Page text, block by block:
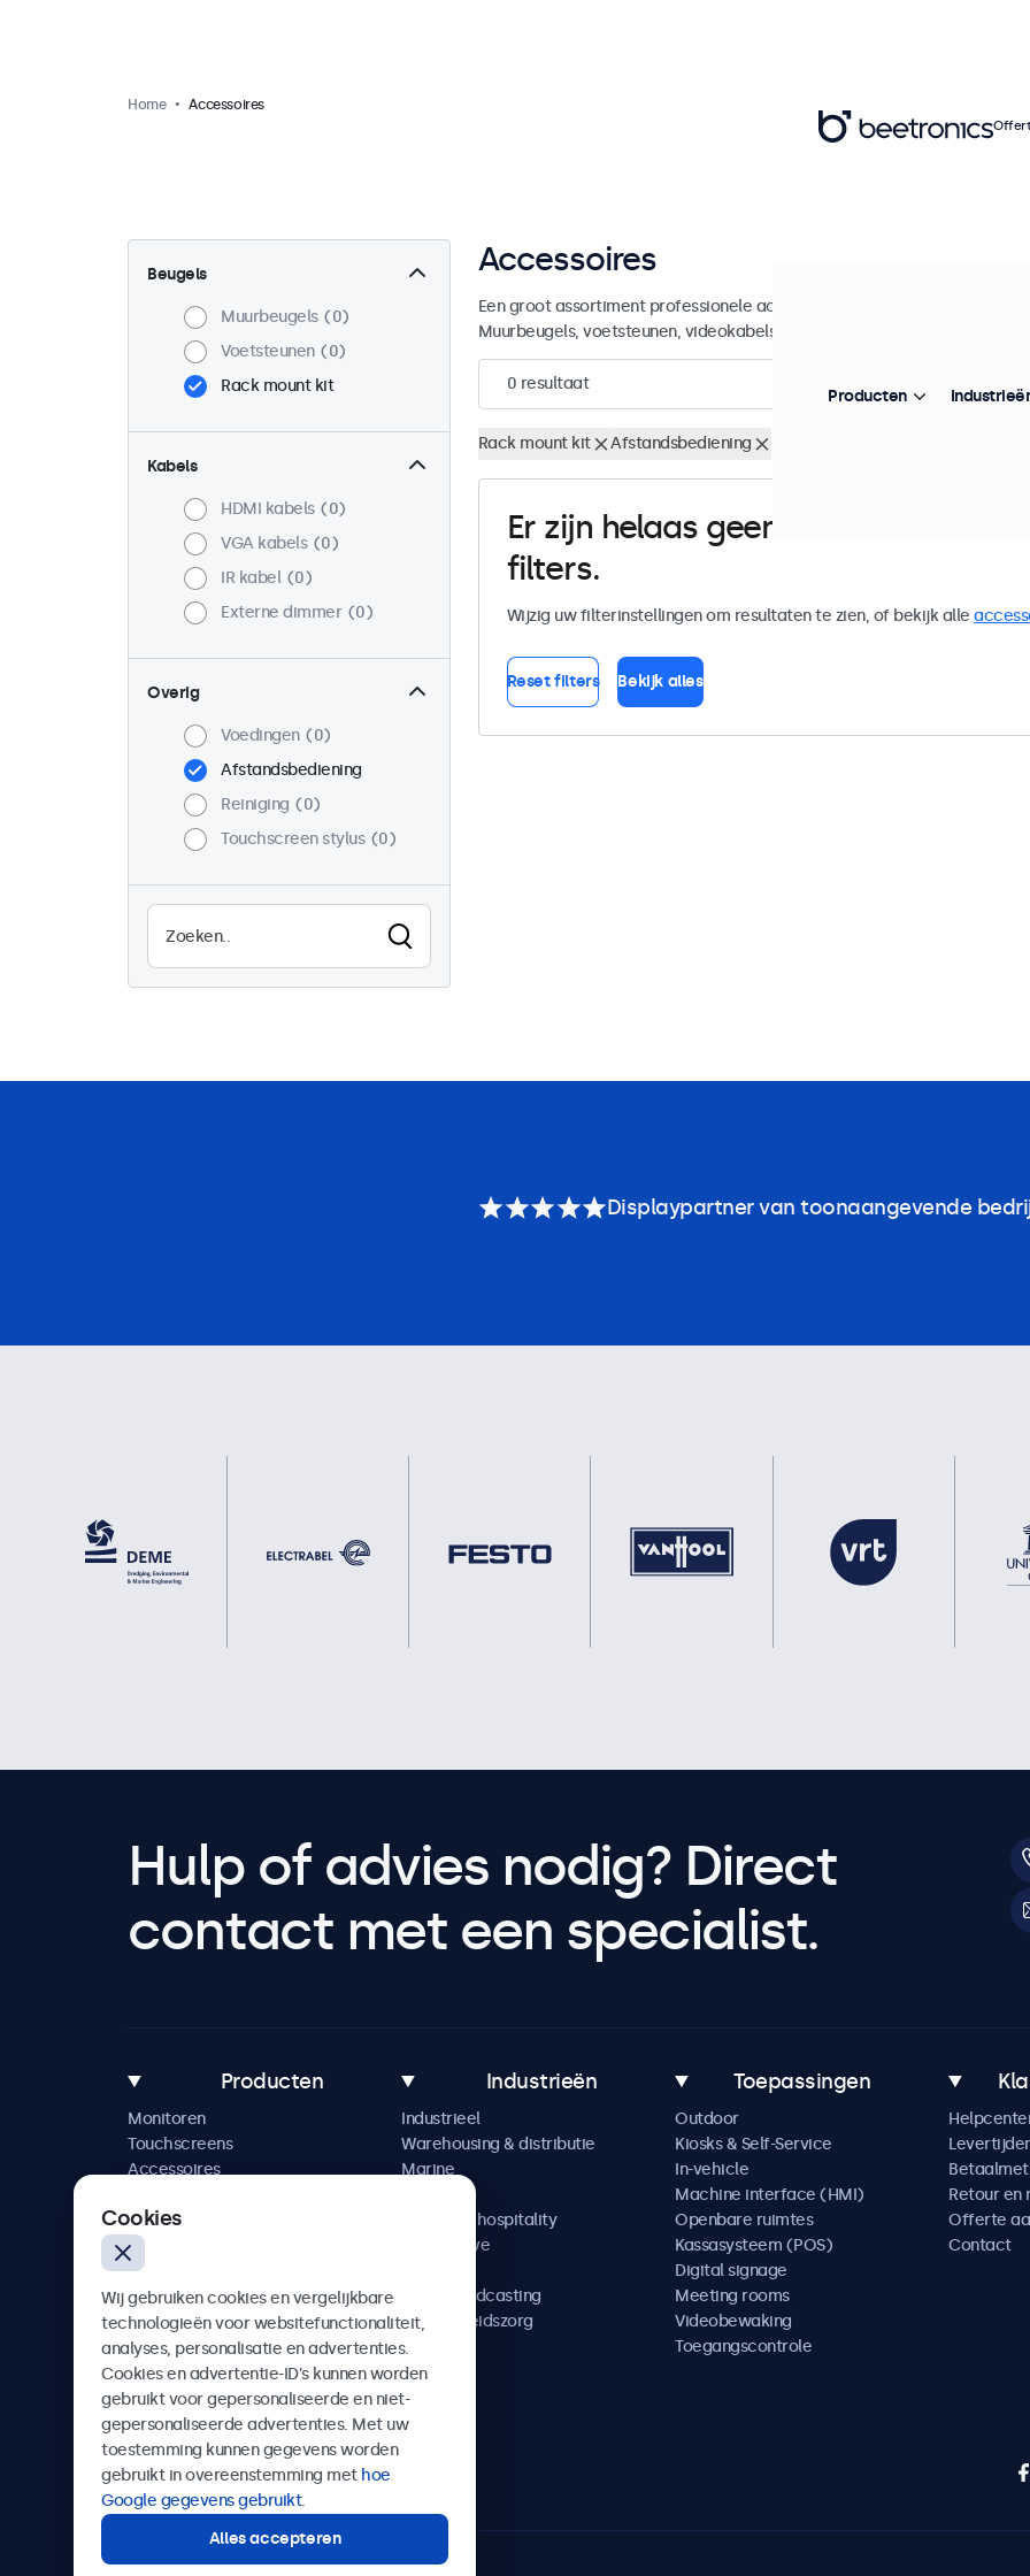
Home Accessoires
Beugels
Muurbeugels
0
Voetsteunen
0
Rack mount kit
Kabels
HDMI kabels
0
VGA kabels
0
IR kabel
0
Externe dimmer
0
Overig
Voedingen
0
Afstandsbediening
Reiniging
0
Touchscreen stylus
0
Accessoires
Een groot assortiment professionele accessoires en benodigdheden
Muurbeugels, voetsteunen, videokabels, dimmers, connectoren en meer.
0 resultaat
Rack mount kit Afstandsbediening
Er zijn helaas geen monitoren die
filters.
Wijzig uw filterinstellingen om resultaten te zien, of bekijk alle
Reset filters Bekijk alles
Producten
Displaypartner van toonaangevende
Hulp of advies nodig? Direct
contact met een specialist.
Producten
Monitoren
Touchscreens
Accessoires
Industrieën
Industrieel
Warehousing & distributie
Marine
Horeca & hospitality
Automotive
AV & Broadcasting
Gezondheidszorg
Toepassingen
Outdoor
Kiosks & Self-Service
In-vehicle
Machine interface (HMI)
Openbare ruimtes
Kassasysteem (POS)
Digital signage
Meeting rooms
Videobewaking
Toegangscontrole
Retour en
Offerte
Contact
Beetronics
Quellinstraat 49, 2018 Antwerpen, Belgïe
Cookies
Wij gebruiken cookies en vergelijkbare
technologieën voor websitefunctionaliteit,
analyses, personalisatie en advertenties.
Cookies en advertentie-ID’s kunnen worden
gebruikt voor gepersonaliseerde en niet-
gepersonaliseerde advertenties. Met uw
toestemming kunnen gegevens worden
gebruikt in overeenstemming met hoe
Google gegevens gebruikt.
Alles accepteren